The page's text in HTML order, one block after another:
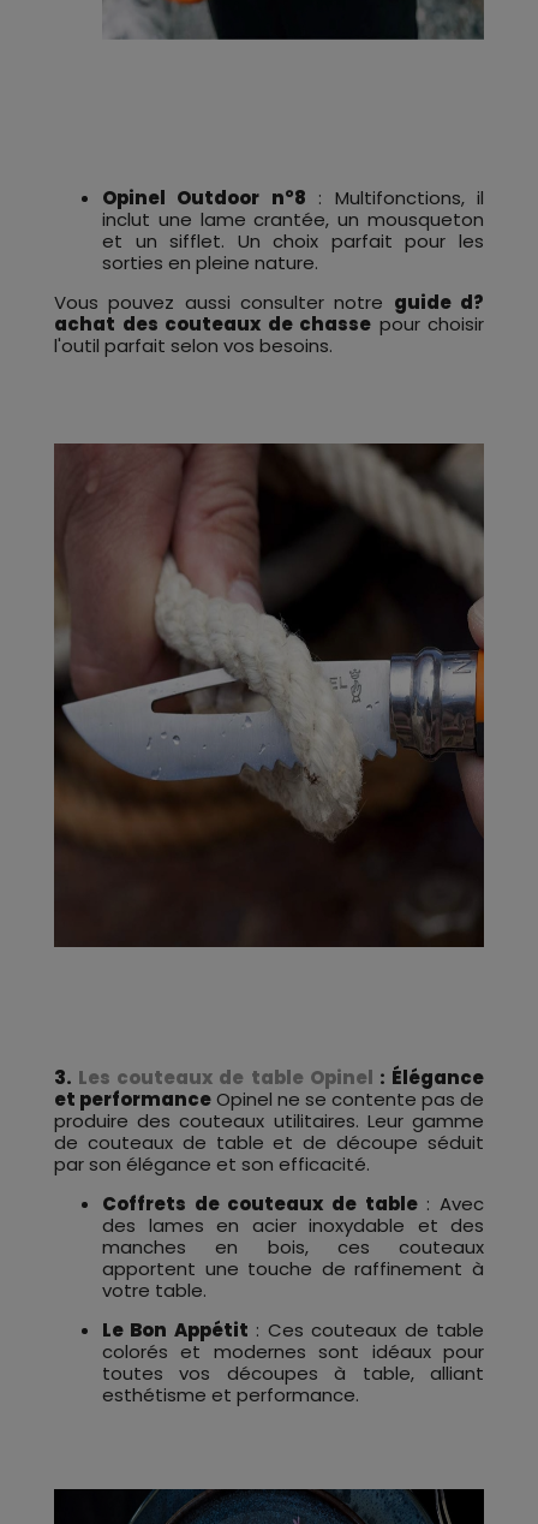
Opinel Outdoor n°8 : Multifonctions, il
inclut une lame crantée, un mousqueton
et un sifflet. Un choix parfait pour les
sorties en pleine nature.
Vous pouvez aussi consulter notre guide d?
achat des couteaux de chasse pour choisir
l'outil parfait selon vos besoins.
3. Les couteaux de table Opinel : Élégance
et performanceOpinel ne se contente pas de
produire des couteaux utilitaires. Leur gamme
de couteaux de table et de découpe séduit
par son élégance et son efficacité.
Coffrets de couteaux de table: Avec
des lames en acier inoxydable et des
manches en bois, ces couteaux
apportent une touche de raffinement à
votre table.
Le Bon Appétit : Ces couteaux de table
colorés et modernes sont idéaux pour
toutes vos découpes à table, alliant
esthétisme et performance.